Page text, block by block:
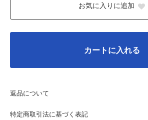
お気に入りに追加
カートに入れる
返品について
特定商取引法に基づく表記